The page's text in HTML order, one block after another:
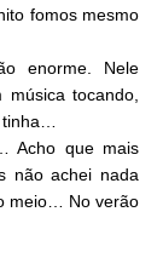
fomos mesmo
enorme. Nele
música tocando,
tinha…
Acho que mais
não achei nada
meio… No verão